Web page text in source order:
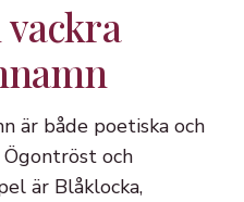
är både poetiska och
Ögontröst och
är Blåklocka,